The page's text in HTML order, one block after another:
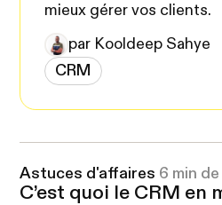
mieux gérer vos clients.
par Kooldeep Sahye
CRM
Astuces d'affaires 6 min
C’est quoi le CRM en